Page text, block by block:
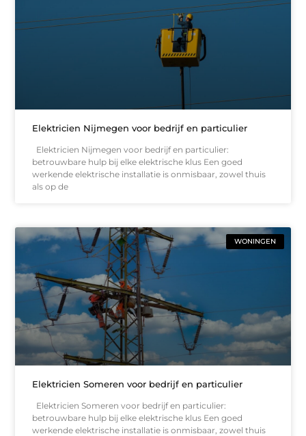
Elektricien Nijmegen voor bedrijf en particulier
Elektricien Nijmegen voor bedrijf en particulier:
betrouwbare hulp bij elke elektrische klus Een goed
werkende elektrische installatie is onmisbaar, zowel thuis
als op de
WONINGEN
Elektricien Someren voor bedrijf en particulier
Elektricien Someren voor bedrijf en particulier:
betrouwbare hulp bij elke elektrische klus Een goed
werkende elektrische installatie is onmisbaar, zowel thuis